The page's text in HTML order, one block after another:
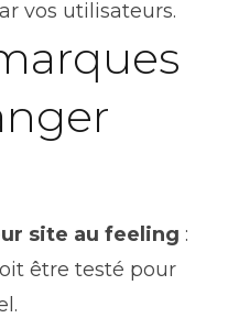
vos utilisateurs.
site au feeling :
être testé pour